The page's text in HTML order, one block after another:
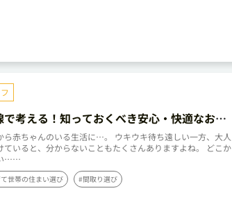
考える！知っておくべき安心・快適なお部
ト
ら赤ちゃんのいる生活に…。 ウキウキ待ち遠しい一方、大人
ていると、分からないこともたくさんありますよね。 どこか
……
世帯の住まい選び #間取り選び